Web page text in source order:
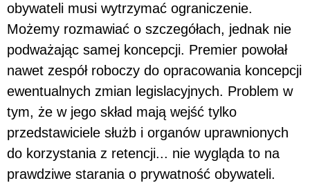
obywateli musi wytrzymać ograniczenie.
Możemy rozmawiać o szczegółach, jednak nie
podważając samej koncepcji. Premier powołał
nawet zespół roboczy do opracowania koncepcji
ewentualnych zmian legislacyjnych. Problem w
tym, że w jego skład mają wejść tylko
przedstawiciele służb i organów uprawnionych
do korzystania z retencji... nie wygląda to na
prawdziwe starania o prywatność obywateli.